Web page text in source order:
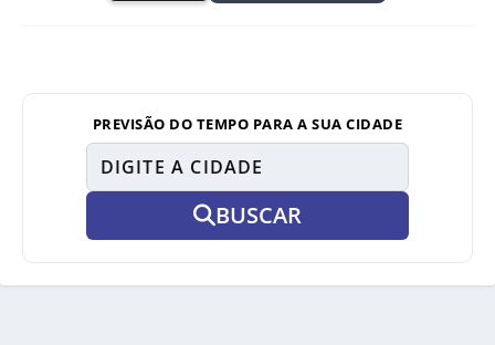
PREVISÃO DO TEMPO PARA A SUA CIDADE
BUSCAR